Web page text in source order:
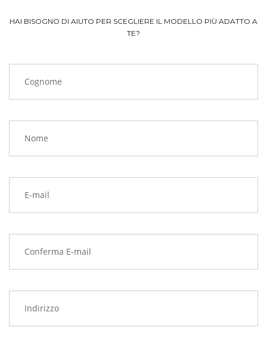
HAI BISOGNO DI AIUTO PER SCEGLIERE IL MODELLO PIÙ ADATTO A
TE?